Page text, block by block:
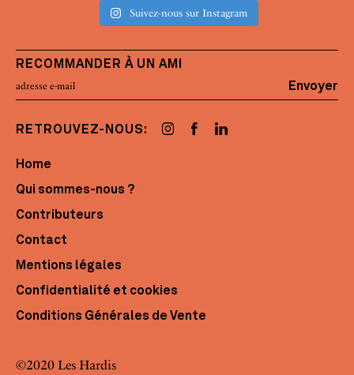
Suivez-nous sur Instagram
RECOMMANDER À UN AMI
Envoyer
RETROUVEZ-NOUS:
Home
Qui sommes-nous ?
Contributeurs
Contact
Mentions légales
Confidentialité et cookies
Conditions Générales de Vente
©2020 Les Hardis